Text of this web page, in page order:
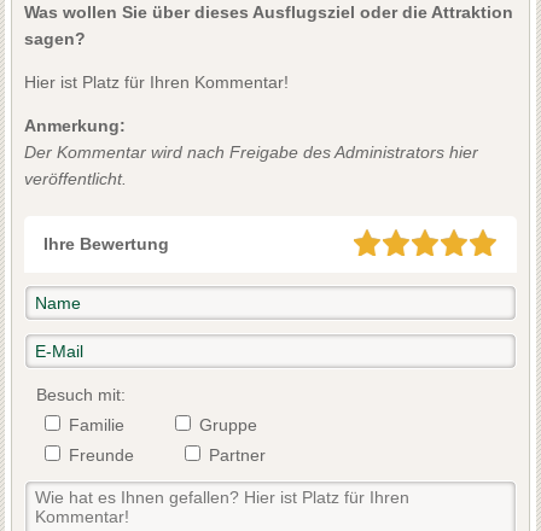
Was wollen Sie über dieses Ausflugsziel oder die Attraktion
sagen?
Hier ist Platz für Ihren Kommentar!
Anmerkung:
Der Kommentar wird nach Freigabe des Administrators hier
veröffentlicht.
Ihre Bewertung
Besuch mit:
Familie
Gruppe
Freunde
Partner